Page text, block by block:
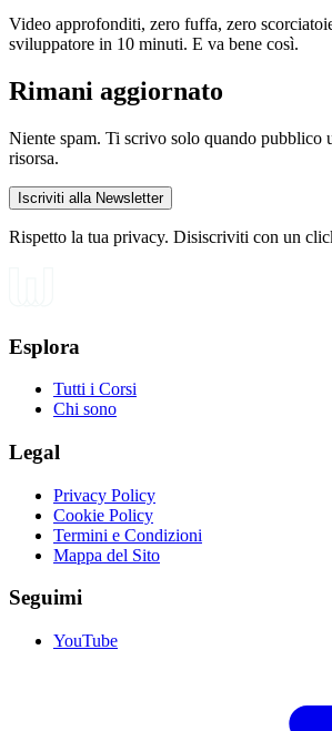
Video approfonditi, zero fuffa, zero
sviluppatore in 10 minuti. E va bene così.
Rimani aggiornato
Niente spam. Ti scrivo solo quando pubblico
risorsa.
Iscriviti alla Newsletter
Rispetto la tua privacy. Disiscriviti con un
Esplora
Tutti i Corsi
Chi sono
Legal
Privacy Policy
Cookie Policy
Termini e Condizioni
Mappa del Sito
Seguimi
YouTube